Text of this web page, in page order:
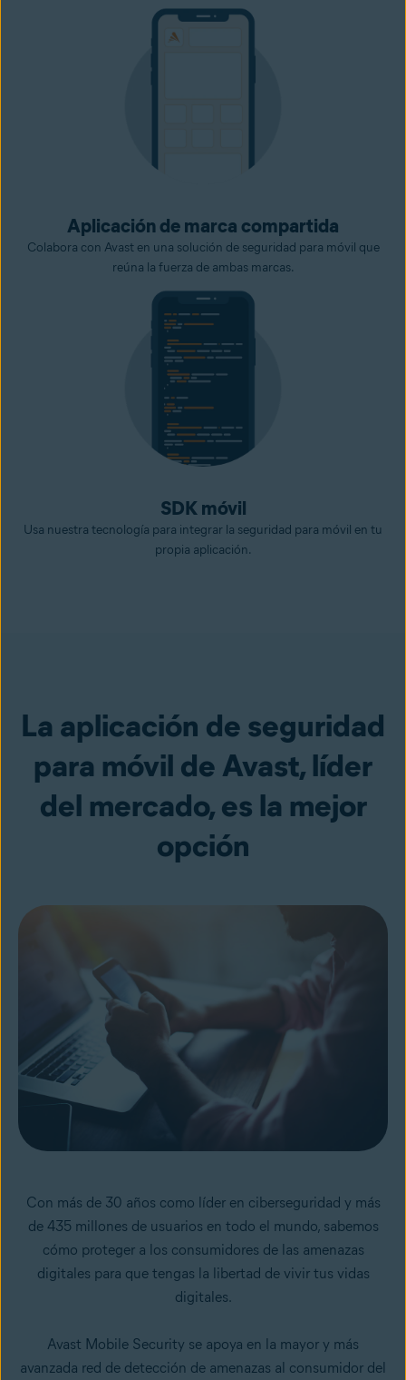
Aplicación de marca compartida
Colabora con Avast en una solución de seguridad para móvil que
reúna la fuerza de ambas marcas.
SDK móvil
Usa nuestra tecnología para integrar la seguridad para móvil en tu
propia aplicación.
La aplicación de seguridad
para móvil de Avast, líder
del mercado, es la mejor
opción
Con más de 30 años como líder en ciberseguridad y más
de 435 millones de usuarios en todo el mundo, sabemos
cómo proteger a los consumidores de las amenazas
digitales para que tengas la libertad de vivir tus vidas
digitales.
Avast Mobile Security se apoya en la mayor y más
avanzada red de detección de amenazas al consumidor del